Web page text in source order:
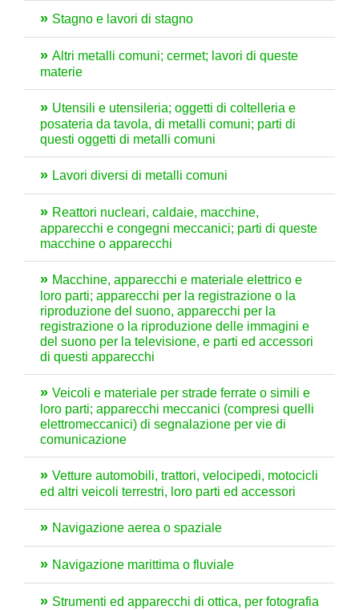
Stagno e lavori di stagno
Altri metalli comuni; cermet; lavori di queste
materie
Utensili e utensileria; oggetti di coltelleria e
posateria da tavola, di metalli comuni; parti di
questi oggetti di metalli comuni
Lavori diversi di metalli comuni
Reattori nucleari, caldaie, macchine,
apparecchi e congegni meccanici; parti di queste
macchine o apparecchi
Macchine, apparecchi e materiale elettrico e
loro parti; apparecchi per la registrazione o la
riproduzione del suono, apparecchi per la
registrazione o la riproduzione delle immagini e
del suono per la televisione, e parti ed accessori
di questi apparecchi
Veicoli e materiale per strade ferrate o simili e
loro parti; apparecchi meccanici (compresi quelli
elettromeccanici) di segnalazione per vie di
comunicazione
Vetture automobili, trattori, velocipedi, motocicli
ed altri veicoli terrestri, loro parti ed accessori
Navigazione aerea o spaziale
Navigazione marittima o fluviale
Strumenti ed apparecchi di ottica, per fotografia